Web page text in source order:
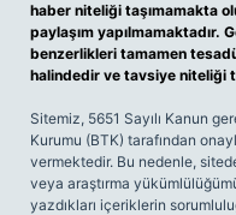
haber niteliği taşımamakta
paylaşım yapılmamaktadır.
benzerlikleri tamamen
halindedir ve tavsiye niteliği
Sitemiz, 5651 Sayılı Kanun
Kurumu (BTK) tarafından
vermektedir. Bu nedenle,
veya araştırma
yazdıkları içeriklerin